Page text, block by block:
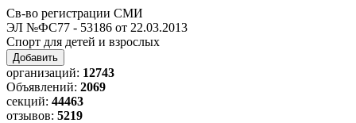
Св-во регистрации СМИ
ЭЛ №ФС77 - 53186 от 22.03.2013
Спорт для детей и взрослых
Добавить
организаций: 12743
Объявлений: 2069
секций: 44463
отзывов: 5219